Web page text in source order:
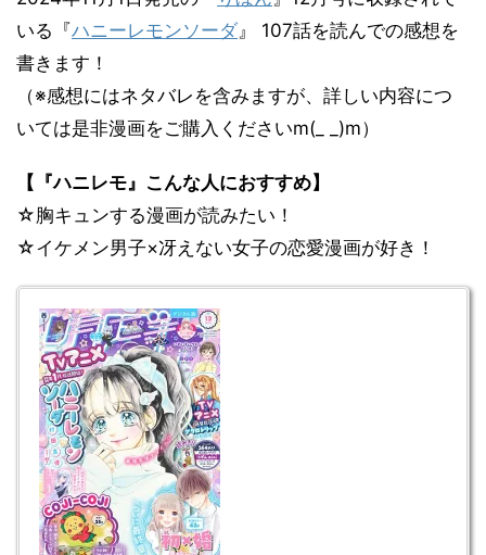
いる『ハニーレモンソーダ』 107話を読んでの感想を
書きます！
（※感想にはネタバレを含みますが、詳しい内容につ
いては是非漫画をご購入くださいm(_ _)m）
【『ハニレモ』こんな人におすすめ】
☆胸キュンする漫画が読みたい！
☆イケメン男子×冴えない女子の恋愛漫画が好き！